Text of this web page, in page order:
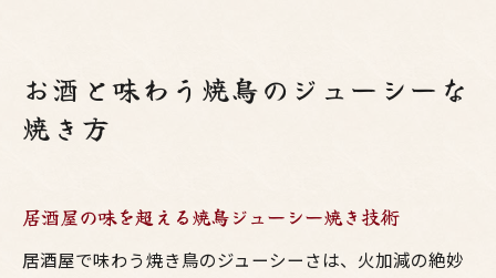
お酒と味わう焼鳥のジューシーな
焼き方
居酒屋の味を超える焼鳥ジューシー焼き技術
居酒屋で味わう焼き鳥のジューシーさは、火加減の絶妙